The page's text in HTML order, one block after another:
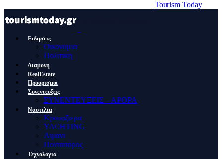
Tourism Today
Ειδησεις
Οικονομια
Πολιτικη
Διαμονη
RealEstate
Προορισμοι
Συνεντευξεις
ΣΥΝΕΝΤΕΥΞΕΙΣ – ΑΡΘΡΑ
Ναυτιλια
Κρουαζιερα
YACHTING
Λιμανι
Ποντοπορος
Τεχνολογια